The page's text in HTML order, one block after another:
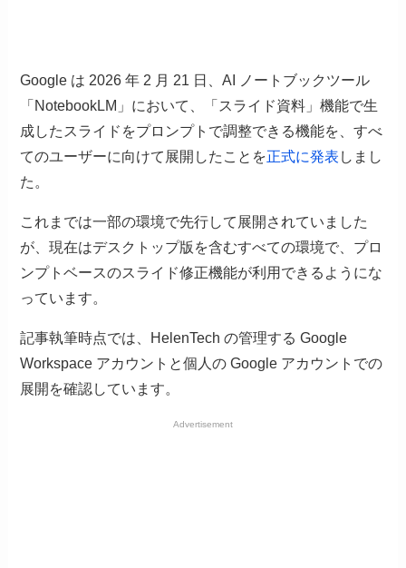
Google は 2026 年 2 月 21 日、AI ノートブックツール
「NotebookLM」において、「スライド資料」機能で生
成したスライドをプロンプトで調整できる機能を、すべ
てのユーザーに向けて展開したことを正式に発表 しまし
た。
これまでは一部の環境で先行して展開されていました
が、現在はデスクトップ版を含むすべての環境で、プロ
ンプトベースのスライド修正機能が利用できるようにな
っています。
記事執筆時点では、HelenTech の管理する Google
Workspace アカウントと個人の Google アカウントでの
展開を確認しています。
Advertisement